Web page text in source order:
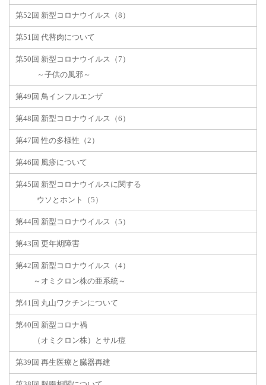
第52回 新型コロナウイルス（8）
第51回 代替肉について
第50回 新型コロナウイルス（7）
～子供の風邪～
第49回 鳥インフルエンザ
第48回 新型コロナウイルス（6）
第47回 性の多様性（2）
第46回 風疹について
第45回 新型コロナウイルスに関する
ウソとホント（5）
第44回 新型コロナウイルス（5）
第43回 更年期障害
第42回 新型コロナウイルス（4）
～オミクロン株の亜系統～
第41回 丸山ワクチンについて
第40回 新型コロナ禍
（オミクロン株）とサル痘
第39回 再生医療と臓器再建